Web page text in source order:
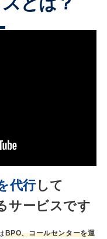
代行して
サービスです
BPO、コールセンターを運